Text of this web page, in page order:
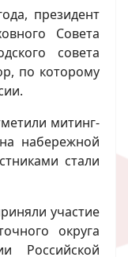
президент
Совета
совета
по которому
митинг-
набережной
стали
участие
округа
Российской